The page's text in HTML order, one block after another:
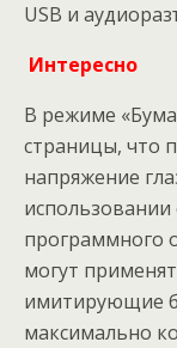
USB и
Интересно
В режиме
страницы, что
напряжение
использовании
программного
могут
имитирующие
максимально